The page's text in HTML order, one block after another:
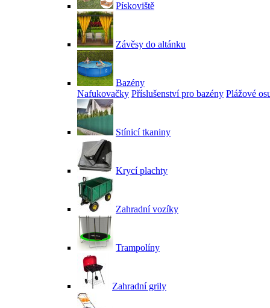
Pískoviště
Závěsy do altánku
Bazény
Nafukovačky Příslušenství pro bazény Plážové
Stínicí tkaniny
Krycí plachty
Zahradní vozíky
Trampolíny
Zahradní grily